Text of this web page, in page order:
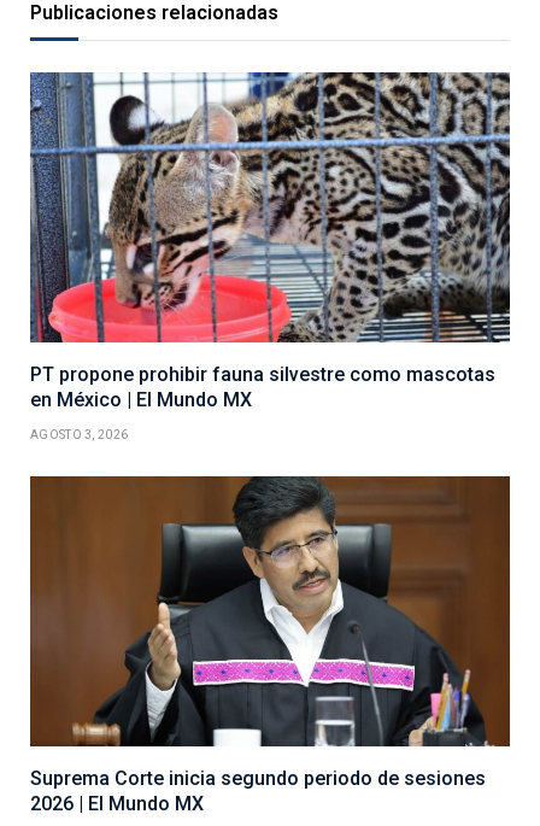
Publicaciones relacionadas
PT propone prohibir fauna silvestre como mascotas
en México | El Mundo MX
AGOSTO 3, 2026
Suprema Corte inicia segundo periodo de sesiones
2026 | El Mundo MX